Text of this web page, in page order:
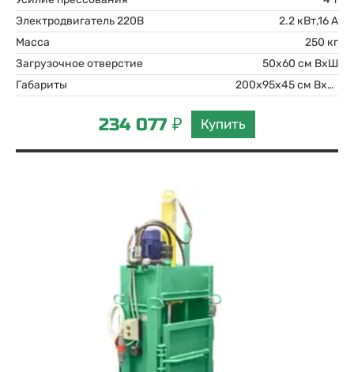
Электродвигатель 220В
2.2 кВт,16 А
Масса
250 кг
Загрузочное отверстие
50х60 см ВхШ
Габариты
200х95х45 см ВхШхГ
234 077 ₽ Купить